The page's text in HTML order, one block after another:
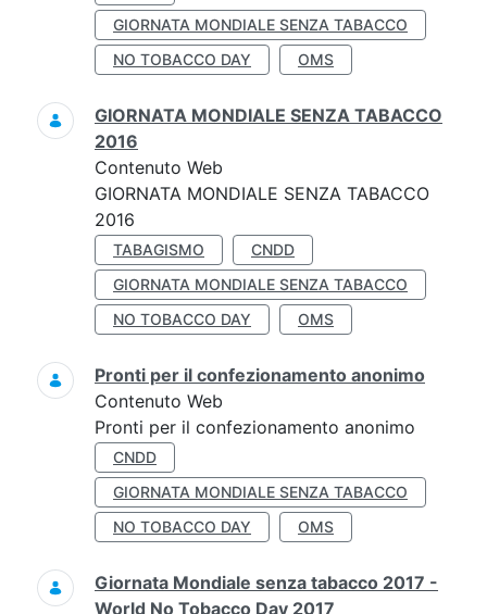
GIORNATA MONDIALE SENZA TABACCO
NO TOBACCO DAY
OMS
GIORNATA MONDIALE SENZA TABACCO
2016
Contenuto Web
GIORNATA MONDIALE SENZA TABACCO
2016
TABAGISMO
CNDD
GIORNATA MONDIALE SENZA TABACCO
NO TOBACCO DAY
OMS
Pronti per il confezionamento anonimo
Contenuto Web
Pronti per il confezionamento anonimo
CNDD
GIORNATA MONDIALE SENZA TABACCO
NO TOBACCO DAY
OMS
Giornata Mondiale senza tabacco 2017 -
World No Tobacco Day 2017